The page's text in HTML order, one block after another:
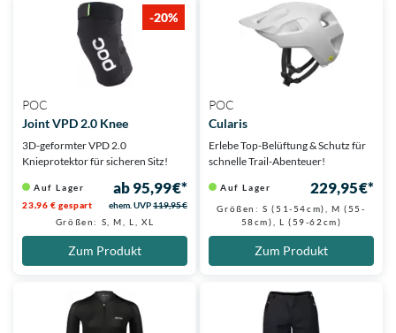
-20%
POC
Joint VPD 2.0 Knee
3D-geformter VPD 2.0
Knieprotektor für sicheren Sitz!
Auf Lager ab 95,99 €*
23,96 € gespart ehem. UVP119,95 €
Größen: S, M, L, XL
Zum Produkt
POC
Cularis
Erlebe Top-Belüftung & Schutz für
schnelle Trail-Abenteuer!
Auf Lager 229,95 €*
Größen: S (51-54cm), M (55-
58cm), L (59-62cm)
Zum Produkt